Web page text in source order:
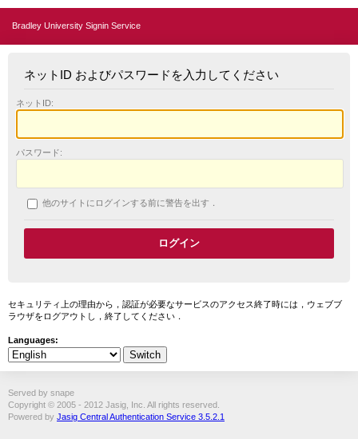
Bradley University Signin Service
ネットID およびパスワードを入力してください
ネットID:
パスワード:
他のサイトにログインする前に警告を出す．
セキュリティ上の理由から，認証が必要なサービスのアクセス終了時には，ウェブブ
ラウザをログアウトし，終了してください．
Languages:
Served by snape
Copyright © 2005 - 2012 Jasig, Inc. All rights reserved.
Powered by Jasig Central Authentication Service 3.5.2.1